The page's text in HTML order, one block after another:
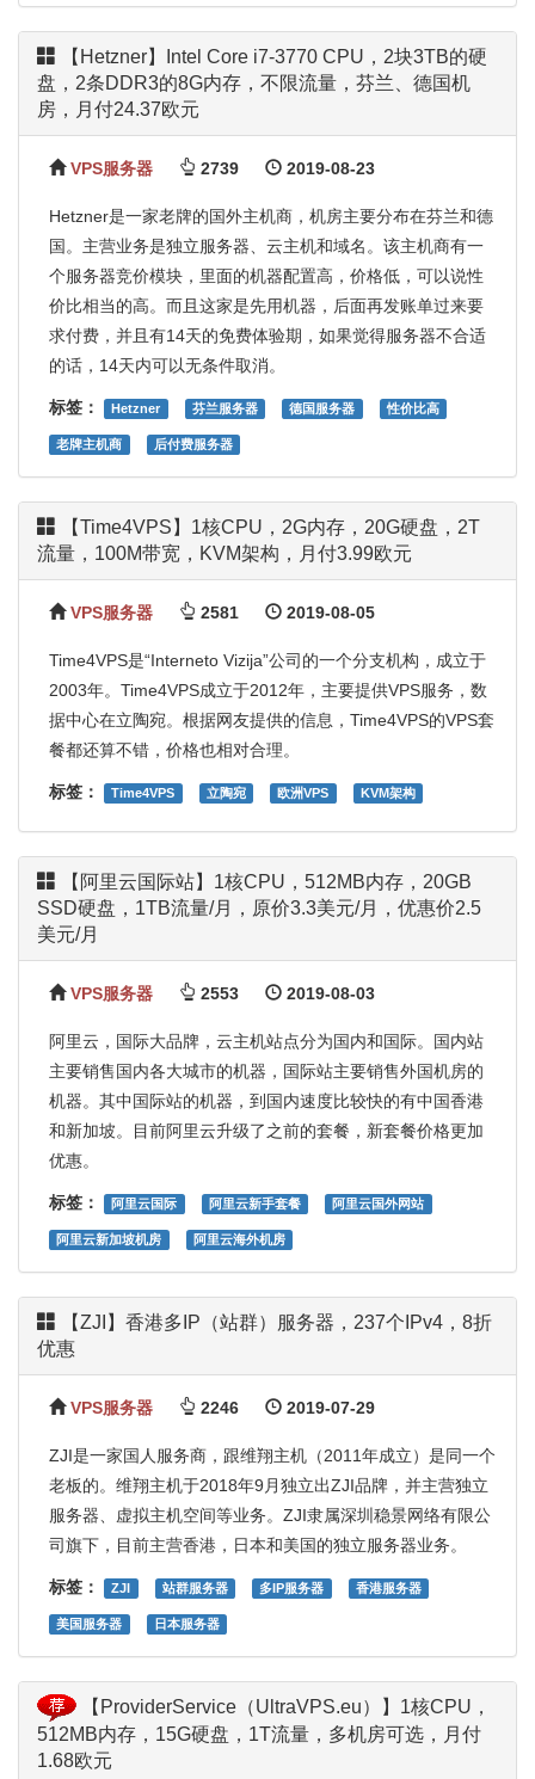
【Hetzner】Intel Core i7-3770 CPU，2块3TB的硬
盘，2条DDR3的8G内存，不限流量，芬兰、德国机
房，月付24.37欧元
VPS服务器 2739 2019-08-23
Hetzner是一家老牌的国外主机商，机房主要分布在芬兰和德
国。主营业务是独立服务器、云主机和域名。该主机商有一
个服务器竞价模块，里面的机器配置高，价格低，可以说性
价比相当的高。而且这家是先用机器，后面再发账单过来要
求付费，并且有14天的免费体验期，如果觉得服务器不合适
的话，14天内可以无条件取消。
标签： Hetzner 芬兰服务器 德国服务器 性价比高
老牌主机商 后付费服务器
【Time4VPS】1核CPU，2G内存，20G硬盘，2T
流量，100M带宽，KVM架构，月付3.99欧元
VPS服务器 2581 2019-08-05
Time4VPS是“Interneto Vizija”公司的一个分支机构，成立于
2003年。Time4VPS成立于2012年，主要提供VPS服务，数
据中心在立陶宛。根据网友提供的信息，Time4VPS的VPS套
餐都还算不错，价格也相对合理。
标签： Time4VPS 立陶宛 欧洲VPS KVM架构
【阿里云国际站】1核CPU，512MB内存，20GB
SSD硬盘，1TB流量/月，原价3.3美元/月，优惠价2.5
美元/月
VPS服务器 2553 2019-08-03
阿里云，国际大品牌，云主机站点分为国内和国际。国内站
主要销售国内各大城市的机器，国际站主要销售外国机房的
机器。其中国际站的机器，到国内速度比较快的有中国香港
和新加坡。目前阿里云升级了之前的套餐，新套餐价格更加
优惠。
标签： 阿里云国际 阿里云新手套餐 阿里云国外网站
阿里云新加坡机房 阿里云海外机房
【ZJI】香港多IP（站群）服务器，237个IPv4，8折
优惠
VPS服务器 2246 2019-07-29
ZJI是一家国人服务商，跟维翔主机（2011年成立）是同一个
老板的。维翔主机于2018年9月独立出ZJI品牌，并主营独立
服务器、虚拟主机空间等业务。ZJI隶属深圳稳景网络有限公
司旗下，目前主营香港，日本和美国的独立服务器业务。
标签： ZJI 站群服务器 多IP服务器 香港服务器
美国服务器 日本服务器
【ProviderService（UltraVPS.eu）】1核CPU，
512MB内存，15G硬盘，1T流量，多机房可选，月付
1.68欧元